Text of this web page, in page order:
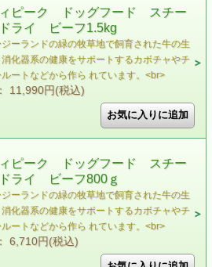
ピーク ドッグフード スチー
ライ ビーフ1.5kg
ジーランドの緑の牧草地で飼育された牛の生
消化器系の健康をサポートするカボチャやチ
ルートなどから作ら れています。<br>
11,990円(税込)
ピーク ドッグフード スチー
ライ ビーフ800ｇ
ジーランドの緑の牧草地で飼育された牛の生
消化器系の健康をサポートするカボチャやチ
ルートなどから作ら れています。<br>
6,710円(税込)